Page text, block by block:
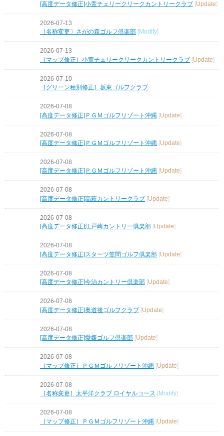
[高度データ修正]小萱チェリークリークカントリークラブ [Update]
2026-07-13
［名称変更〕さがの森ゴルフ倶楽部
Modify
2026-07-13
［マップ修正］小萱チェリークリークカントリークラブ [Update]
2026-07-10
［グリーン種別修正］坂東ゴルフクラブ
2026-07-08
[高度データ修正]ＰＧＭゴルフリゾート沖縄 [Update]
2026-07-08
[高度データ修正]ＰＧＭゴルフリゾート沖縄 [Update]
2026-07-08
[高度データ修正]ＰＧＭゴルフリゾート沖縄 Update
2026-07-08
[高度データ修正]高萩カントリークラブ [Update]
2026-07-08
[高度データ修正]江戸崎カントリー倶楽部 Update
2026-07-08
[高度データ修正]スターツ笠間ゴルフ倶楽部 [Update]
2026-07-08
[高度データ修正]今治カントリー倶楽部 Update
2026-07-08
[高度データ修正]奥道後ゴルフクラブ [Update]
2026-07-08
[高度データ修正]愛媛ゴルフ倶楽部 Update
2026-07-08
［マップ修正］ＰＧＭゴルフリゾート沖縄 [Update]
2026-07-08
［名称変更］太平洋クラブ ロイヤルコース [Modify]
2026-07-08
［マップ修正］ＰＧＭゴルフリゾート沖縄 [Update]